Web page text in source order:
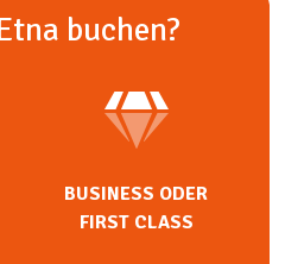
buchen?
BUSINESS ODER
FIRST CLASS